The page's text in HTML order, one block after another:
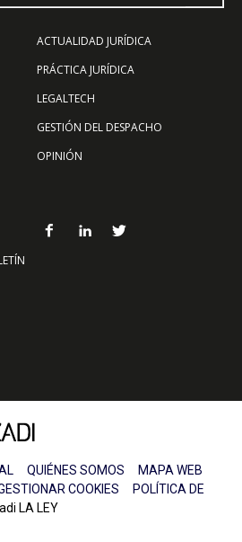
ACTUALIDAD JURÍDICA
PRÁCTICA JURÍDICA
LEGALTECH
GESTIÓN DEL DESPACHO
OPINIÓN
QUIÉNES SOMOS
MAPA WEB
COOKIES
POLÍTICA DE
LA LEY